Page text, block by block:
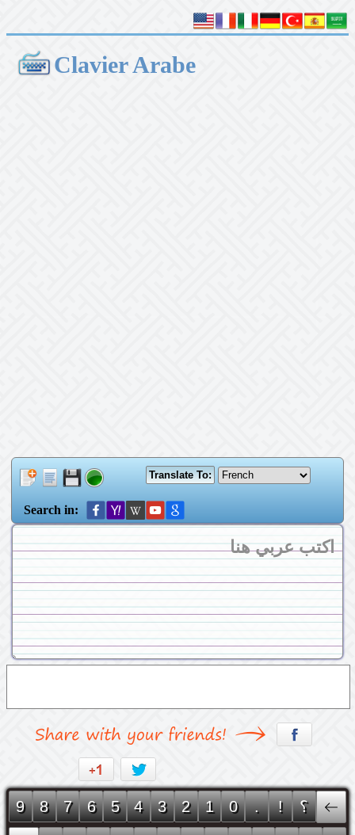
Clavier Arabe
Search in: